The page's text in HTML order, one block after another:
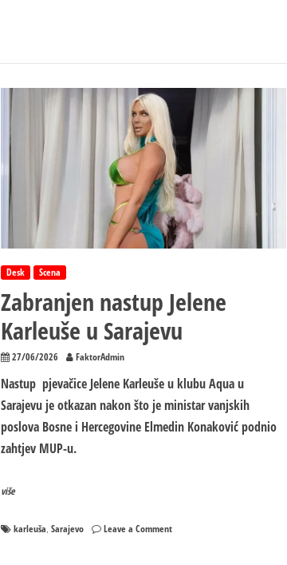
Desk Scena
Zabranjen nastup Jelene
Karleuše u Sarajevu
27/06/2026 FaktorAdmin
Nastup pjevačice Jelene Karleuše u klubu Aqua u
Sarajevu je otkazan nakon što je ministar vanjskih
poslova Bosne i Hercegovine Elmedin Konaković podnio
zahtjev MUP-u.
više
karleuša ,Sarajevo Leave a Commenton